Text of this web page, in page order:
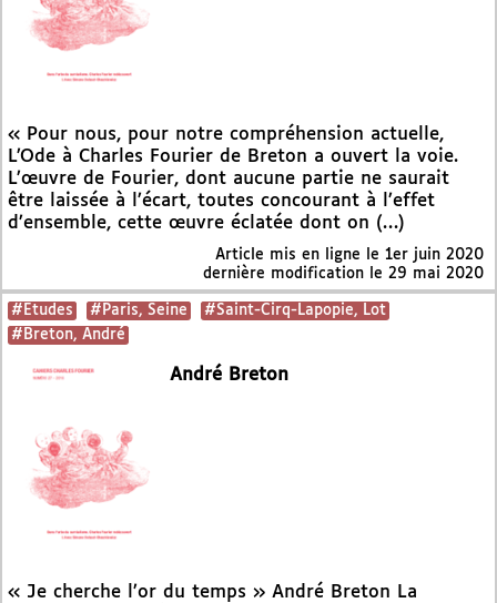
« Pour nous, pour notre compréhension actuelle,
L’Ode à Charles Fourier de Breton a ouvert la voie.
L’œuvre de Fourier, dont aucune partie ne saurait
être laissée à l’écart, toutes concourant à l’effet
d’ensemble, cette œuvre éclatée dont on (…)
Article mis en ligne le 1er juin 2020
dernière modification le 29 mai 2020
#Etudes #Paris, Seine
#Saint-Cirq-Lapopie, Lot
#Breton, André
André Breton
« Je cherche l’or du temps » André Breton La